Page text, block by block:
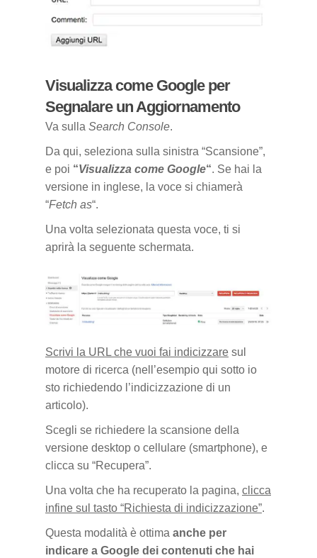
Visualizza come Google per
Segnalare un Aggiornamento
Va sulla Search Console.
Da qui, seleziona sulla sinistra “Scansione”,
e poi “Visualizza come Google“. Se hai la
versione in inglese, la voce si chiamerà
“Fetch as“.
Una volta selezionata questa voce, ti si
aprirà la seguente schermata.
Scrivi la URL che vuoi fai indicizzare sul
motore di ricerca (nell’esempio qui sotto io
sto richiedendo l’indicizzazione di un
articolo).
Scegli se richiedere la scansione della
versione desktop o cellulare (smartphone), e
clicca su “Recupera”.
Una volta che ha recuperato la pagina, clicca
infine sul tasto “Richiesta di indicizzazione”.
Questa modalità è ottima anche per
indicare a Google dei contenuti che hai